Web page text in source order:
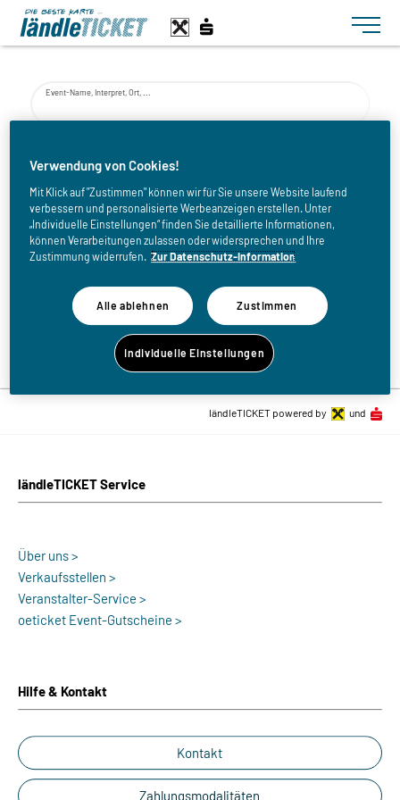
Toggle
Event-Name, Interpret, Ort, ...
bis
Zurück zur Eventliste
ländleTICKET Service
Über uns >
Verkaufsstellen >
Veranstalter-Service >
oeticket Event-Gutscheine >
Hilfe & Kontakt
Kontakt
Zahlungsmodalitäten
ländleTICKET powered by und
Verwendung von Cookies!
Mit Klick auf "Zustimmen" können wir für Sie unsere Website laufend
verbessern und personalisierte Werbeanzeigen erstellen. Unter
„Individuelle Einstellungen“ finden Sie detaillierte Informationen,
können Verarbeitungen zulassen oder widersprechen und Ihre
Zustimmung widerrufen. Zur Datenschutz-Information
Alle ablehnen Zustimmen
Individuelle Einstellungen